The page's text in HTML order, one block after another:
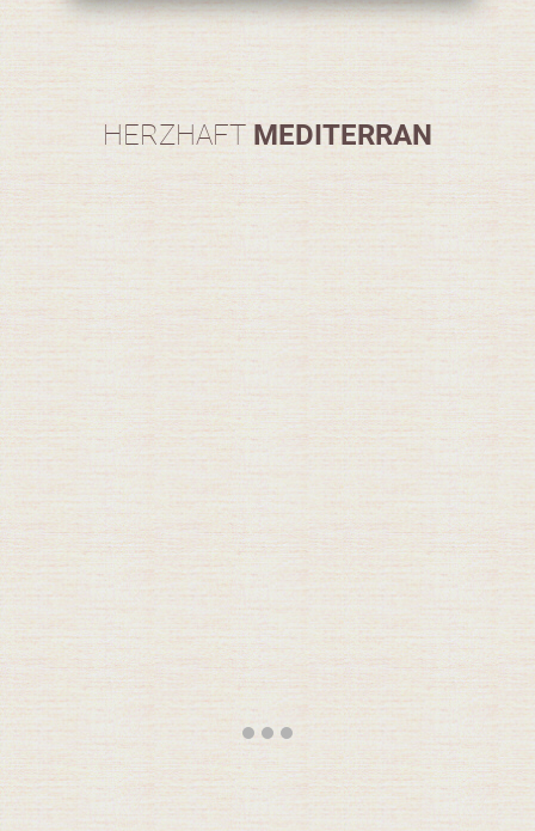
HERZHAFT MEDITERRAN